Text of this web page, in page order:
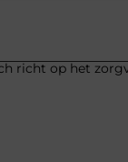
richt op het